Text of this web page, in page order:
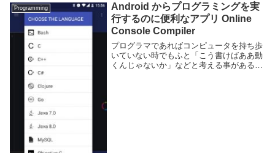
Programming
Android からプログラミングを実
行するのに便利なアプリ Online
Console Compiler
プログラマであればコンピュータを持ち歩
いていない時でもふと「こう書けばああ動
くんじゃないか」などと考える事があると